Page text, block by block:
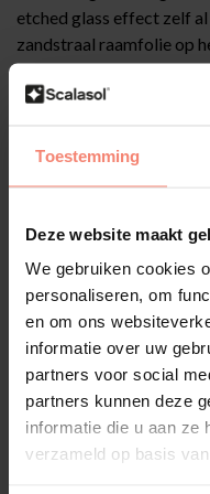
Toestemming
Deze website maakt
We gebruiken cookies
personaliseren, om
en om ons
informatie over uw
partners voor social
partners kunnen deze
informatie die u aan ze
verzameld op basis
etched glass effect zelf
zandstraal raamfolie op
van etched glass te
daarom ook steeds
toegankelijk te maken.
spiegelend effect heeft,
raamfolie gezandstraald
(HR+, HR++, HR+++)
de kans op een
De
In het kort de voordelen